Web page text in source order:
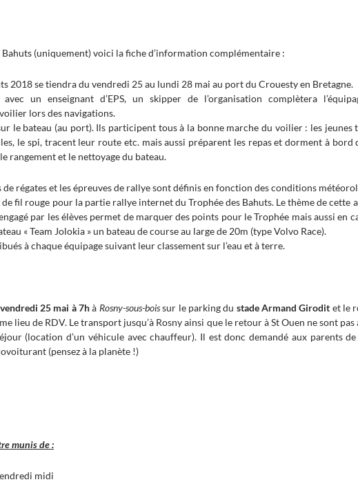
Bahuts (uniquement) voici la fiche d’information complémentaire :
2018 se tiendra du vendredi 25 au lundi 28 mai au port du Crouesty en Bretagne.
un enseignant d’EPS, un skipper de l’organisation complètera
lors des navigations.
sur le bateau (au port). Ils participent tous à la bonne marche du voilier : les
le spi, tracent leur route etc. mais aussi préparent les repas et dorment à bord
rangement et le nettoyage du bateau.
de régates et les épreuves de rallye sont définis en fonction des conditions
fil rouge pour la partie rallye internet du Trophée des Bahuts. Le thème de cette
par les élèves permet de marquer des points pour le Trophée mais aussi en
« Team Jolokia » un bateau de course au large de 20m (type Volvo Race).
à chaque équipage suivant leur classement sur l’eau et à terre.
vendredi 25 mai à 7hà Rosny-sous-boissur le parking du stade Armand Girodit et le
lieu de RDV. Le transport jusqu’à Rosny ainsi que le retour à St Ouen ne sont
(location d’un véhicule avec chauffeur). Il est donc demandé aux parents
(pensez à la planète !)
munis de :
midi